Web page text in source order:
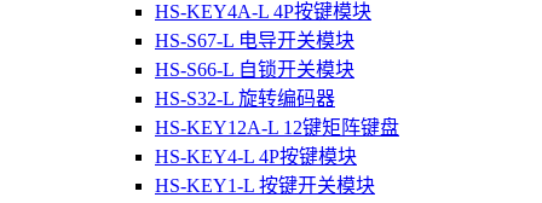
HS-KEY4A-L 4P按键模块
HS-S67-L 电导开关模块
HS-S66-L 自锁开关模块
HS-S32-L 旋转编码器
HS-KEY12A-L 12键矩阵键盘
HS-KEY4-L 4P按键模块
HS-KEY1-L 按键开关模块